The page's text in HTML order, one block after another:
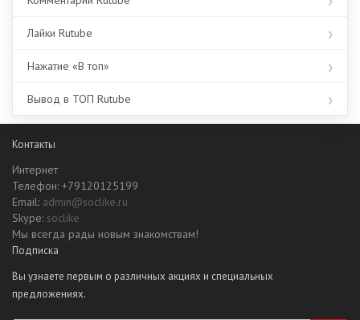
Лайки Rutube
Нажатие «В топ»
Вывод в ТОП Rutube
Контакты
Интернет
Телефон: +79120125199
Email: admin@soclike.ru
Skype: soclike
Мы всегда рады новым знакомствам!
Подписка
Вы узнаете первым о различных акциях и специальных
предложениях.